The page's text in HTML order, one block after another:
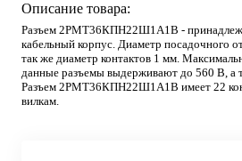
Описание товара:
Разъем 2РМТ36КПН22Ш1А1В -
кабельный корпус. Диаметр посадочного
так же диаметр контактов 1 мм.
данные разъемы выдерживают до 560 В, а
Разъем 2РМТ36КПН22Ш1А1В имеет 22
вилкам.